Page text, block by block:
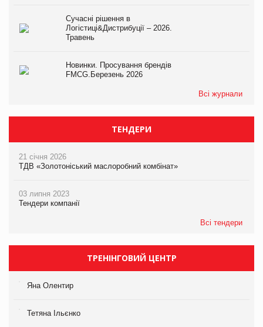
Сучасні рішення в
Логістиці&Дистрибуції – 2026.
Травень
Новинки. Просування брендів
FMCG.Березень 2026
Всі журнали
ТЕНДЕРИ
21 січня 2026
ТДВ «Золотоніський маслоробний комбінат»
03 липня 2023
Тендери компанії
Всі тендери
ТРЕНІНГОВИЙ ЦЕНТР
Яна Олентир
Тетяна Ільєнко